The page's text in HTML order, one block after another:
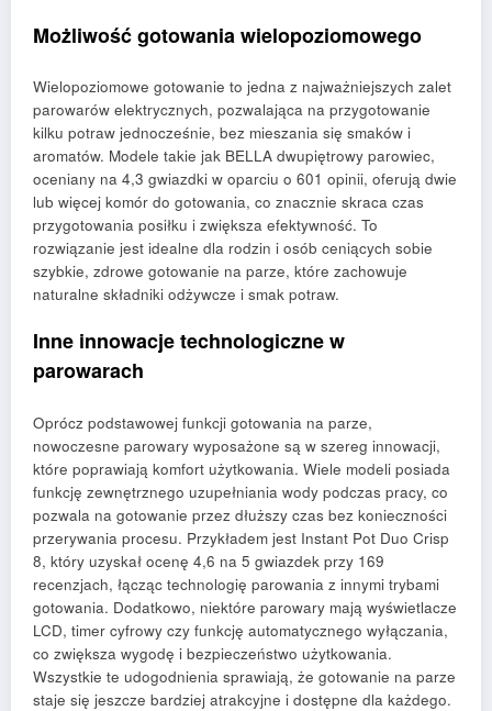
Możliwość gotowania wielopoziomowego
Wielopoziomowe gotowanie to jedna z najważniejszych zalet
parowarów elektrycznych, pozwalająca na przygotowanie
kilku potraw jednocześnie, bez mieszania się smaków i
aromatów. Modele takie jak BELLA dwupiętrowy parowiec,
oceniany na 4,3 gwiazdki w oparciu o 601 opinii, oferują dwie
lub więcej komór do gotowania, co znacznie skraca czas
przygotowania posiłku i zwiększa efektywność. To
rozwiązanie jest idealne dla rodzin i osób ceniących sobie
szybkie, zdrowe gotowanie na parze, które zachowuje
naturalne składniki odżywcze i smak potraw.
Inne innowacje technologiczne w
parowarach
Oprócz podstawowej funkcji gotowania na parze,
nowoczesne parowary wyposażone są w szereg innowacji,
które poprawiają komfort użytkowania. Wiele modeli posiada
funkcję zewnętrznego uzupełniania wody podczas pracy, co
pozwala na gotowanie przez dłuższy czas bez konieczności
przerywania procesu. Przykładem jest Instant Pot Duo Crisp
8, który uzyskał ocenę 4,6 na 5 gwiazdek przy 169
recenzjach, łącząc technologię parowania z innymi trybami
gotowania. Dodatkowo, niektóre parowary mają wyświetlacze
LCD, timer cyfrowy czy funkcję automatycznego wyłączania,
co zwiększa wygodę i bezpieczeństwo użytkowania.
Wszystkie te udogodnienia sprawiają, że gotowanie na parze
staje się jeszcze bardziej atrakcyjne i dostępne dla każdego.